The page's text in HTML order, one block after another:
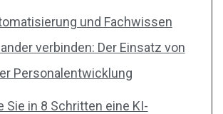
und Fachwissen
verbinden: Der Einsatz von
Personalentwicklung
Sie in 8 Schritten eine KI-